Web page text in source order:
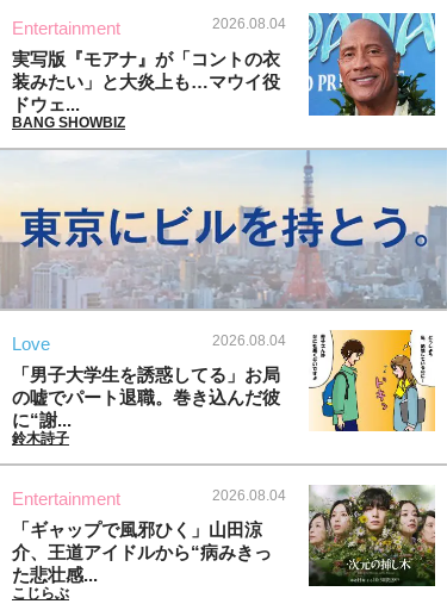
Entertainment 2026.08.04
実写版『モアナ』が「コントの衣
装みたい」と大炎上も…マウイ役
ドウェ...
BANG SHOWBIZ
Love 2026.08.04
「男子大学生を誘惑してる」お局
の嘘でパート退職。巻き込んだ彼
に“謝...
鈴木詩子
Entertainment 2026.08.04
「ギャップで風邪ひく」山田涼
介、王道アイドルから“病みきっ
た悲壮感...
こじらぶ